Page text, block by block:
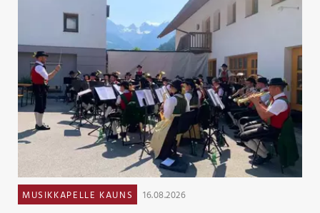
MUSIKKAPELLE KAUNS 16.08.2026